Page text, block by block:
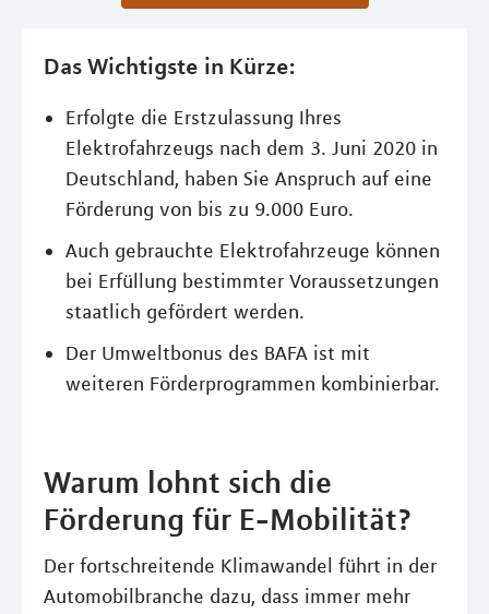
Das Wichtigste in Kürze:
Erfolgte die Erstzulassung Ihres
Elektrofahrzeugs nach dem 3. Juni 2020 in
Deutschland, haben Sie Anspruch auf eine
Förderung von bis zu 9.000 Euro.
Auch gebrauchte Elektrofahrzeuge können
bei Erfüllung bestimmter Voraussetzungen
staatlich gefördert werden.
Der Umweltbonus des BAFA ist mit
weiteren Förderprogrammen kombinierbar.
Warum lohnt sich die
Förderung für E-Mobilität?
Der fortschreitende Klimawandel führt in der
Automobilbranche dazu, dass immer mehr